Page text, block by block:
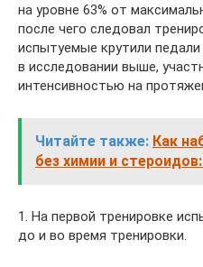
на уровне 63% от
после чего следовал
испытуемые крутили
в исследовании выше,
интенсивностью на
Читайте также: Как
без химии и
1. На первой тренировке
до и во время тренировки.